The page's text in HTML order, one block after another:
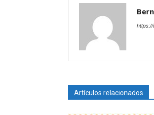
https://
Artículos relacionados